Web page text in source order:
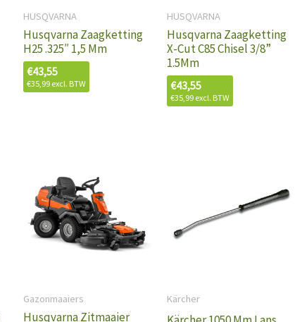
HUSQVARNA
Husqvarna Zaagketting
H25 .325″ 1,5 Mm
€43,55
€35,99excl. BTW
HUSQVARNA
Husqvarna Zaagketting
X-Cut C85 Chisel 3/8”
1.5Mm
€43,55
€35,99excl. BTW
Gazonmaaiers
Husqvarna Zitmaaier
Kärcher